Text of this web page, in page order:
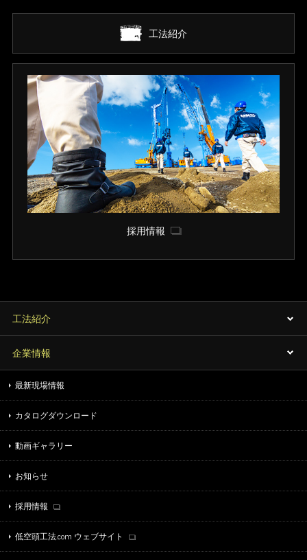
工法紹介
採用情報
工法紹介
企業情報
最新現場情報
カタログダウンロード
動画ギャラリー
お知らせ
採用情報
低空頭工法.com ウェブサイト